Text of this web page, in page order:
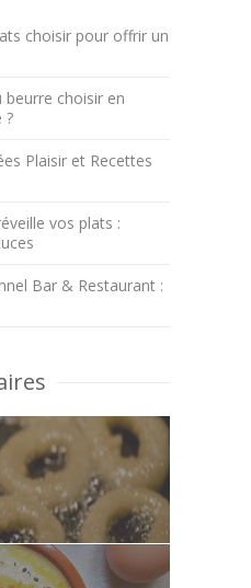
choisir pour offrir un
beurre choisir en
?
Plaisir et Recettes
vos plats :
Bar & Restaurant :